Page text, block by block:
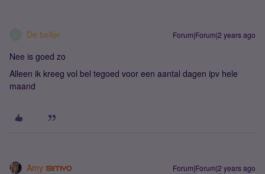
De beller Forum|Forum|2 years ago
Nee is goed zo
Alleen ik kreeg vol bel tegoed voor een aantal dagen ipv hele
maand
Amy Forum|Forum|2 years ago